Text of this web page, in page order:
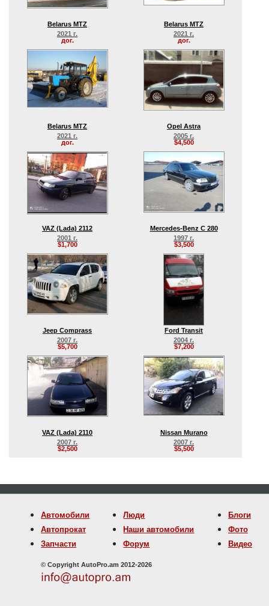
Belarus MTZ
2021 г.
дог.
Belarus MTZ
2021 г.
дог.
Belarus MTZ
2021 г.
дог.
Opel Astra
2005 г.
$4,500
VAZ (Lada) 2112
2001 г.
$1,700
Mercedes-Benz C 280
1997 г.
$3,500
Jeep Comprass
2007 г.
$5,700
Ford Transit
2004 г.
$7,200
VAZ (Lada) 2110
2007 г.
$2,500
Nissan Murano
2007 г.
$5,500
Автомобили
Автопрокат
Запчасти
Люди
Наши автомобили
Форум
Блоги
Фото
Видео
© Copyright AutoPro.am 2012-2026